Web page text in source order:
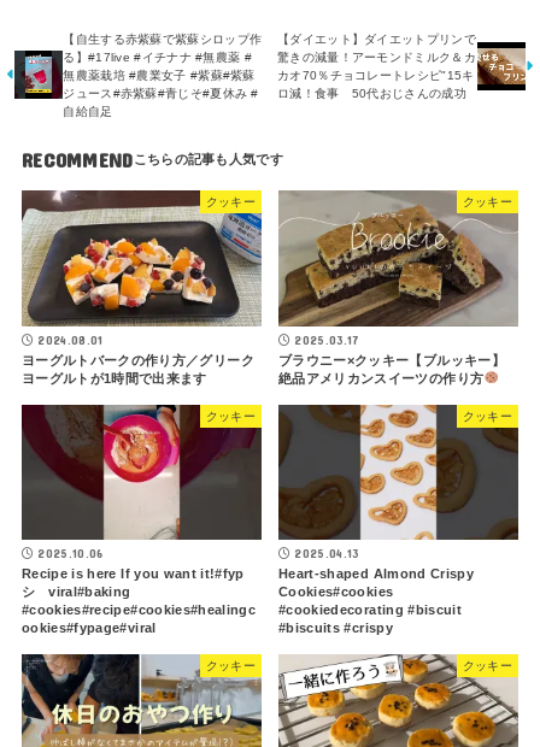
【自生する赤紫蘇で紫蘇シロップ作
る】#17live #イチナナ #無農薬 #
無農薬栽培 #農業女子 #紫蘇#紫蘇
ジュース#赤紫蘇#青じそ#夏休み #
自給自足
【ダイエット】ダイエットプリンで
驚きの減量！アーモンドミルク＆カ
カオ70％チョコレートレシピ"15キ
ロ減！食事 50代おじさんの成功
RECOMMEND
クッキー
2024.08.01
ヨーグルトバークの作り方／グリーク
ヨーグルトが1時間で出来ます
クッキー
2025.03.17
ブラウニー×クッキー【ブルッキー】
絶品アメリカンスイーツの作り方
クッキー
2025.10.06
Recipe is here If you want it!#fyp
シ゚viral#baking
#cookies#recipe#cookies#healingc
ookies#fypage#viral
クッキー
2025.04.13
Heart-shaped Almond Crispy
Cookies#cookies
#cookiedecorating #biscuit
#biscuits #crispy
クッキー クッキー